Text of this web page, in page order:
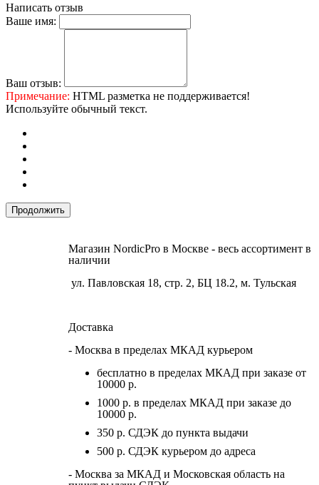
Написать отзыв
Ваше имя:
Ваш отзыв:
Примечание: HTML разметка не поддерживается!
Используйте обычный текст.
Продолжить
Магазин NordicPro в Москве - весь ассортимент в
наличии
ул. Павловская 18, стр. 2, БЦ 18.2, м. Тульская
Доставка
- Москва в пределах МКАД курьером
бесплатно в пределах МКАД при заказе от
10000 р.
1000 р. в пределах МКАД при заказе до
10000 р.
350 р. СДЭК до пункта выдачи
500 р. СДЭК курьером до адреса
- Москва за МКАД и Московская область на